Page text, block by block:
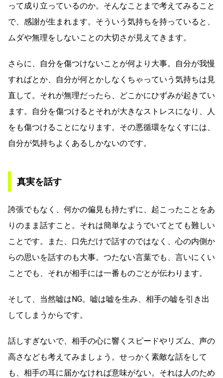
って成り立っているのか。そんなことまで考えてみること
で、感謝が生まれます。そういう気持ちを持っていると、
ムダや無理をしないことの大切さが見えてきます。
さらに、自分を傷つけないことが何より大事。自分が我慢
すればとか、自分が何とかしなくちゃっていう気持ちは見
直して。それが無理だったら、どこかにひずみが起きてい
ます。自分を傷つけるとそれが大きなストレスになり、人
をも傷つけることになります。その悪循環をなくすには、
自分が気持ちよくあるしかないのです。
真実を話す
誇張でもなく、何かの偏見も持たずに、起こったことをあ
りのまま話すこと。それは簡単なようでいてとても難しい
ことです。また、口先だけで話すのではなく、心の内側か
らの思いを話すのも大事。つたない言葉でも、言いにくい
ことでも、それが相手には一番ものごとが伝わります。
そして、当然嘘はNG。嘘は嘘を生み、相手の嘘を引き出
してしまうからです。
話しすぎないで、相手の心に響くスピードやリズム、声の
高さなども考えてみましょう。せっかく素敵な話をして
も、相手の耳に届かなければ意味がない。それは人のため